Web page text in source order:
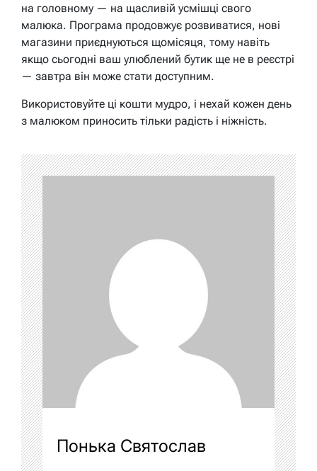
на головному — на щасливій усмішці свого
малюка. Програма продовжує розвиватися, нові
магазини приєднуються щомісяця, тому навіть
якщо сьогодні ваш улюблений бутик ще не в реєстрі
— завтра він може стати доступним.
Використовуйте ці кошти мудро, і нехай кожен день
з малюком приносить тільки радість і ніжність.
Понька Святослав